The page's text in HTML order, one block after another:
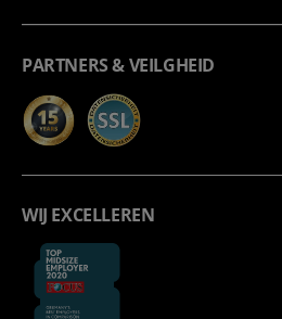
PARTNERS & VEILGHEID
WIJ EXCELLEREN